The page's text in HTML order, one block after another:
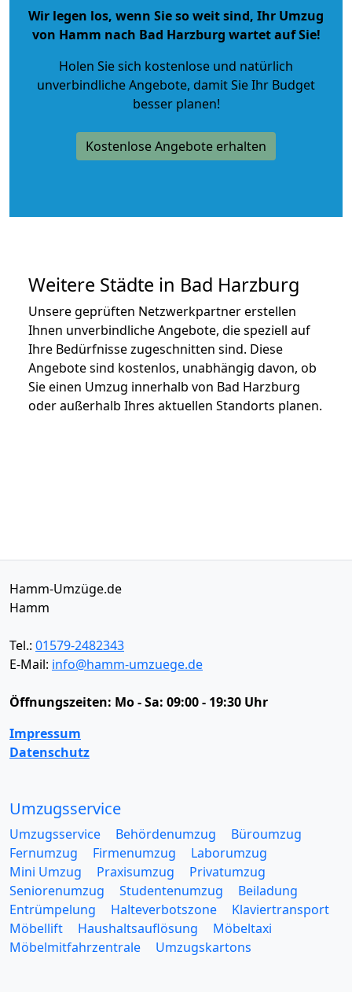
Wir legen los, wenn Sie so weit sind, Ihr Umzug
von Hamm nach Bad Harzburg wartet auf Sie!
Holen Sie sich kostenlose und natürlich
unverbindliche Angebote, damit Sie Ihr Budget
besser planen!
Kostenlose Angebote erhalten
Weitere Städte in Bad Harzburg
Unsere geprüften Netzwerkpartner erstellen
Ihnen unverbindliche Angebote, die speziell auf
Ihre Bedürfnisse zugeschnitten sind. Diese
Angebote sind kostenlos, unabhängig davon, ob
Sie einen Umzug innerhalb von Bad Harzburg
oder außerhalb Ihres aktuellen Standorts planen.
Hamm-Umzüge.de
Hamm
Tel.: 01579-2482343
E-Mail: info@hamm-umzuege.de
Öffnungszeiten: Mo - Sa: 09:00 - 19:30 Uhr
Impressum
Datenschutz
Umzugsservice
Umzugsservice Behördenumzug
Büroumzug
Fernumzug
Firmenumzug
Laborumzug
Mini Umzug
Praxisumzug
Privatumzug
Seniorenumzug
Studentenumzug
Beiladung
Entrümpelung
Halteverbotszone
Klaviertransport
Möbellift
Haushaltsauflösung
Möbeltaxi
Möbelmitfahrzentrale
Umzugskartons